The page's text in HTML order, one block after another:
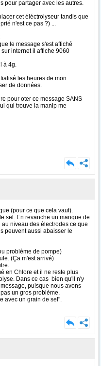
pour partager avec les autres.
cet éléctrolyseur tandis que
n'est ce pas ?) ...
le message s'est affiché
internet il affiche 9060
à 4g.
les heures de mon
de données.
pour oter ce message SANS
qui trouve la manip me
(pour ce que cela vaut).
sel. En revanche un manque de
niveau des électrodes ce que
peuvent aussi abaisser le
problème de pompe)
(Ça m'est arrivé)
en Chlore et il ne reste plus
Dans ce cas bien qu'il n'y
puisque nous avons
un gros problème.
avec un grain de sel".